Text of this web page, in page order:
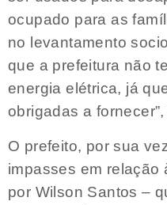
ocupado para as
no levantamento
que a prefeitura não
energia elétrica, já
obrigadas a
O prefeito, por sua
impasses em relação
por Wilson Santos –